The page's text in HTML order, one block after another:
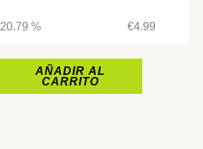
20.79 % €4.99
AÑADIR AL
CARRITO